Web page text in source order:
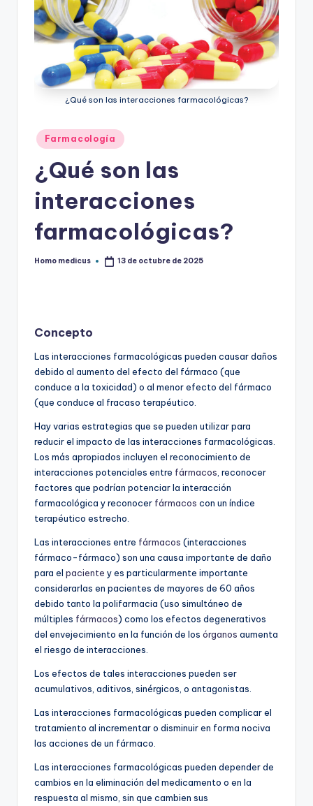
¿Qué son las interacciones farmacológicas?
Publicado
en
Farmacología
¿Qué son las
interacciones
farmacológicas?
Publicado
Homo medicus 13 de octubre de 2025
Concepto
Las interacciones farmacológicas pueden causar daños
debido al aumento del efecto del fármaco (que
conduce a la toxicidad) o al menor efecto del fármaco
(que conduce al fracaso terapéutico.
Hay varias estrategias que se pueden utilizar para
reducir el impacto de las interacciones farmacológicas.
Los más apropiados incluyen el reconocimiento de
interacciones potenciales entre fármacos , reconocer
factores que podrían potenciar la interacción
farmacológica y reconocer fármacos con un índice
terapéutico estrecho.
Las interacciones entre fármacos (interacciones
fármaco-fármaco) son una causa importante de daño
para el paciente y es particularmente importante
considerarlas en pacientes de mayores de 60 años
debido tanto la polifarmacia (uso simultáneo de
múltiples fármacos) como los efectos degenerativos
del envejecimiento en la función de los órganos aumenta
el riesgo de interacciones.
Los efectos de tales interacciones pueden ser
acumulativos, aditivos, sinérgicos, o antagonistas.
Las interacciones farmacológicas pueden complicar el
tratamiento al incrementar o disminuir en forma nociva
las acciones de un fármaco.
Las interacciones farmacológicas pueden depender de
cambios en la eliminación del medicamento o en la
respuesta al mismo, sin que cambien sus